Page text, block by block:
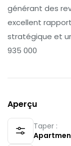
générant des
excellent
stratégique et
935 000
Aperçu
Taper :